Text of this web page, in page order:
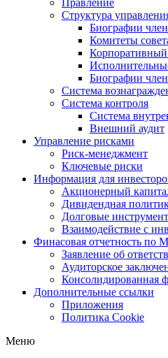
Правление
Структура
Биографии
Комитеты
Корпоративный
Биографии
Система
Система контроля
Система
Внешний аудит
Управление рисками
Риск-менеджмент
Ключевые риски
Информация для
Акционерный
Дивидендная
Долговые
Взаимодействие с
Финасовая отчетность
Заявление об
Аудиторское
Консолидированная
Дополнительные ссылки
Приложения
Политика Cookie
Меню